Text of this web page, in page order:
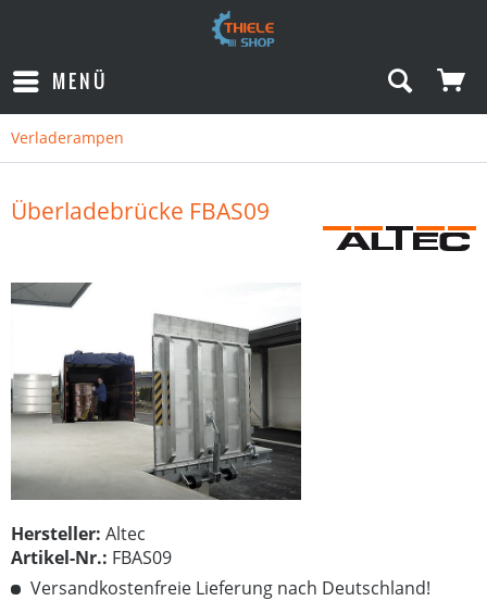
MENÜ
Verladerampen
Überladebrücke FBAS09
Hersteller: Altec
Artikel-Nr.: FBAS09
Versandkostenfreie Lieferung nach Deutschland!